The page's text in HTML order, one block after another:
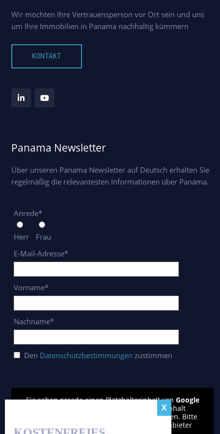
Wir möchten Ihre Vertrauensperson vor Ort sein und uns
um Ihre Immobilien in Panama nachhaltig kümmern
KONTAKT
Panama Newsletter
Über unseren Panama Newsletter auf Deutsch erhalten Sie
regelmäßig die relevantesten Informationen über Panama.
Anrede*
Herr
Frau
E-Mail-Adresse*
Vorname*
Nachname*
Den Datenschutzbestimmungen zustimmen
Sie sehen gerade einen Platzhalterinhalt von Google
. Um auf den eigentlichen Inhalt
zuzugreifen, klicken Sie auf den Button unten. Bitte
beachten Sie, dass dabei Daten an Drittanbieter